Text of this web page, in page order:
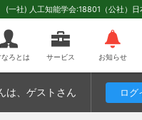
(一社) 人工知能学会:18801（公社）
なろとは サービス お知らせ
は 、ゲストさん ログ